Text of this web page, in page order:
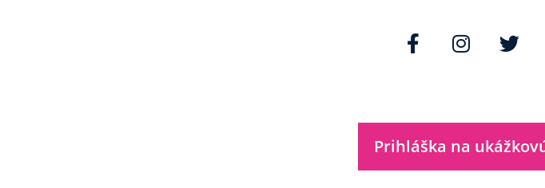
Prihláška na